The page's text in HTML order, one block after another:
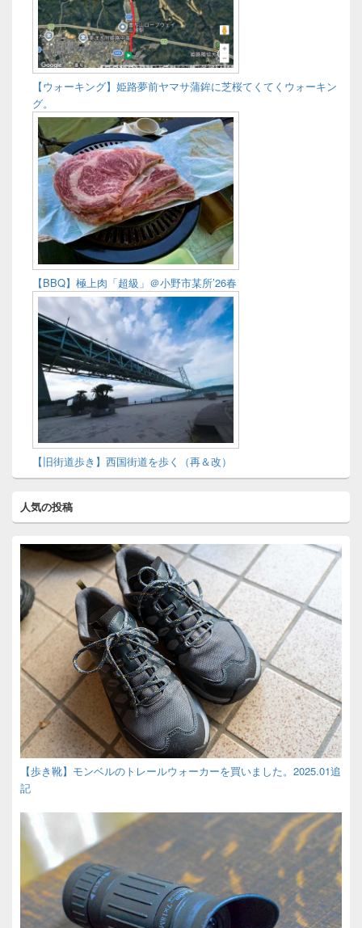
【ウォーキング】姫路夢前ヤマサ蒲鉾に芝桜てくてくウォーキン
グ。
【BBQ】極上肉「超級」＠小野市某所’26春
【旧街道歩き】西国街道を歩く（再＆改）
人気の投稿
【歩き靴】モンベルのトレールウォーカーを買いました。2025.01追
記